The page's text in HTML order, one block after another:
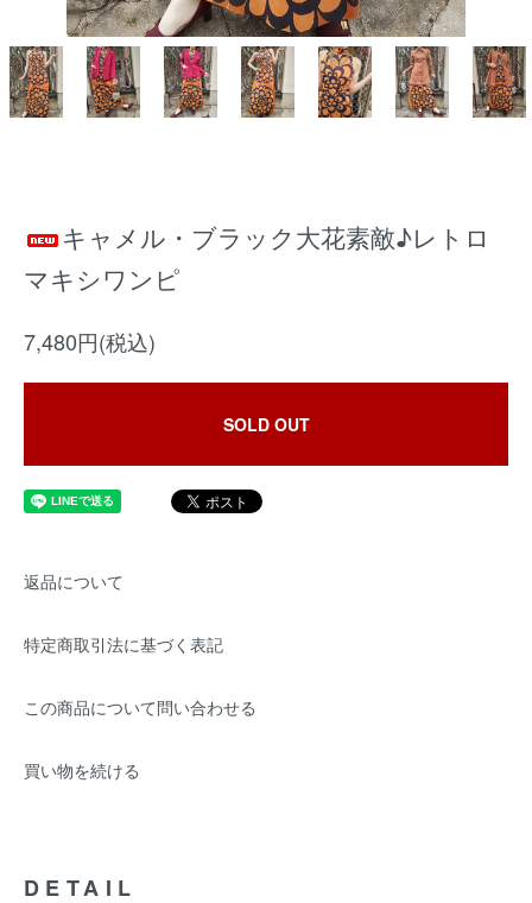
キャメル・ブラック大花素敵♪レトロ
マキシワンピ
7,480円(税込)
SOLD OUT
返品について
特定商取引法に基づく表記
この商品について問い合わせる
買い物を続ける
DETAIL